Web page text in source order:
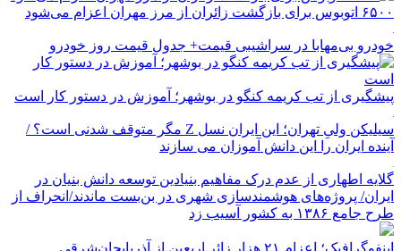
۶۵۰۰ اتوبوس برای بازگشت زائران از مرز مهران اعزام می‌شود
خودرو بی‌مهابا در سراشیبی قیمت+ جدول قیمت روز خودرو
پیشگیری از تب کریمه کنگو در بوشهر؛ آموزش در دستور کار است
سیلیکن ولیِ تهران؛ این ایران نسل Z مگر متوقف شدنی است؟ /
آینده ایران را این دانش آموزان می سازند
گلایه اطهاری از عدم درک مفاهیم بنیادین توسعه دانش بنیان در
ایران/ پروژه‌های هوشمندسازی شهری در بن‌بست ماندند/انحراف از
طرح جامع ۱۳۸۶ به کشور آسیب زد